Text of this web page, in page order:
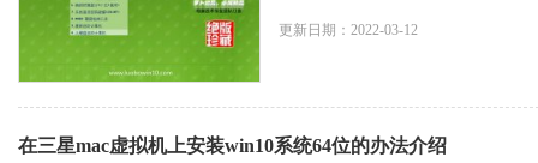
更新日期：2022-03-12
在三星mac虚拟机上安装win10系统64位的办法介绍